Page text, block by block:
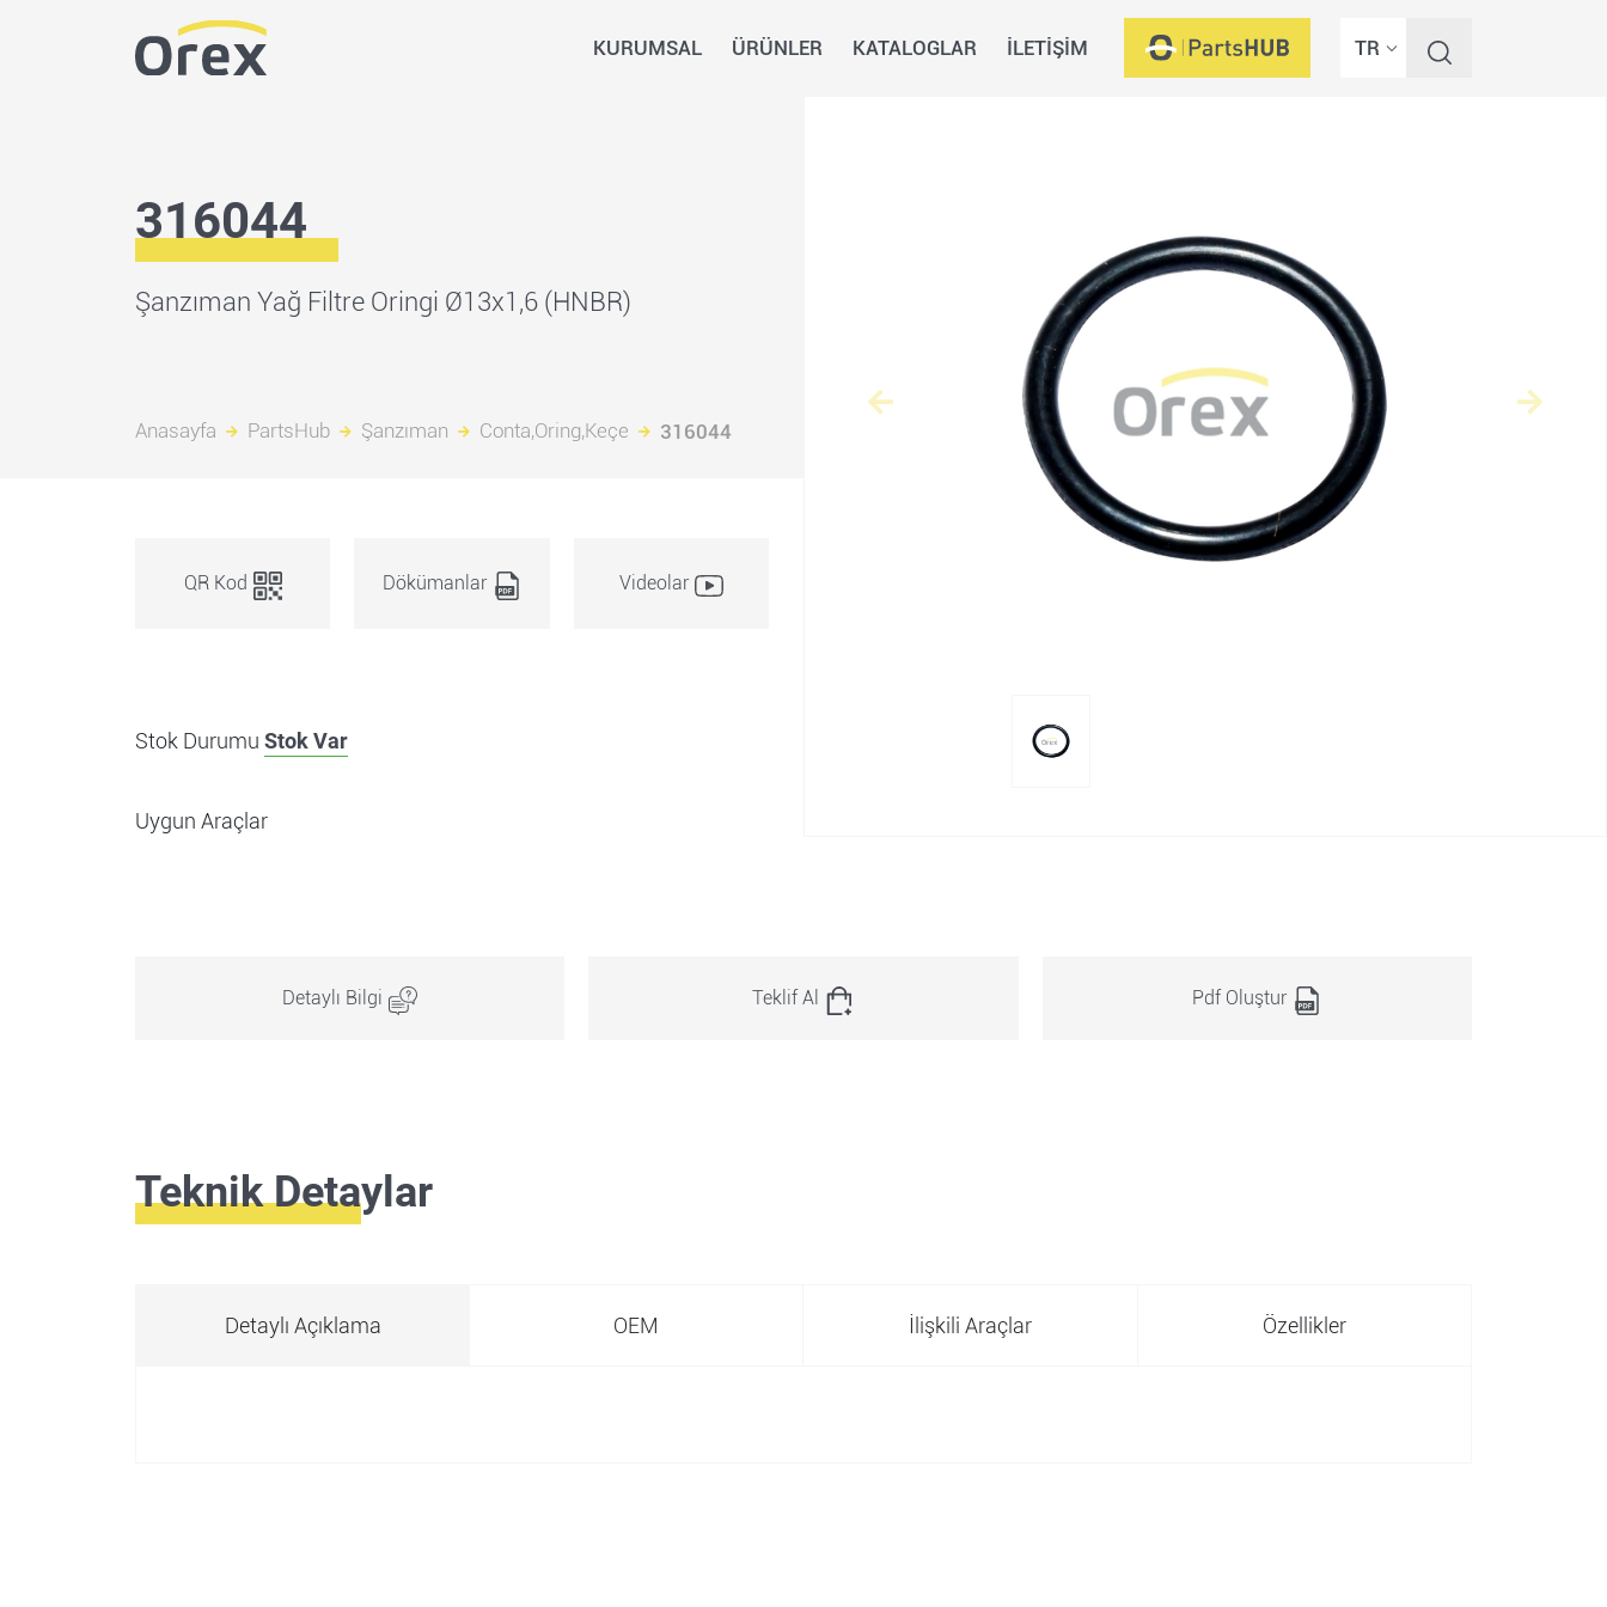
KURUMSAL ÜRÜNLER KATALOGLAR İLETİŞİM TR
316044
Şanzıman Yağ Filtre Oringi Ø13x1,6 (HNBR)
Anasayfa PartsHub Şanzıman Conta,Oring,Keçe 316044
QR Kod Dökümanlar Videolar
Stok Durumu Stok Var
Uygun Araçlar
Detaylı Bilgi Teklif Al Pdf Oluştur
Teknik Detaylar
Detaylı Açıklama OEM İlişkili Araçlar Özellikler